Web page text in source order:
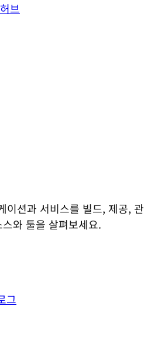
브
이션과 서비스를 빌드, 제공, 관
와 툴을 살펴보세요.
그